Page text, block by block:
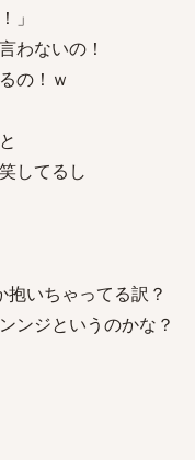
」
わないの！
の！ｗ
してるし
いちゃってる訳？
ンジというのかな？